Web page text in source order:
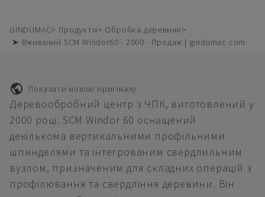
GINDUMAC Продукти
Обробка деревини
➤ Вживаний SCM Windor60 - 2000 - Продаж | gindumac.com
Показати мовою оригіналу
Деревообробний центр з ЧПК, виготовлений у
2000 році. SCM Windor 60 оснащений
декількома вертикальними профільними
шпинделями та інтегрованим свердлильним
вузлом, призначеним для складних операцій з
профілювання та свердління деревини. Він